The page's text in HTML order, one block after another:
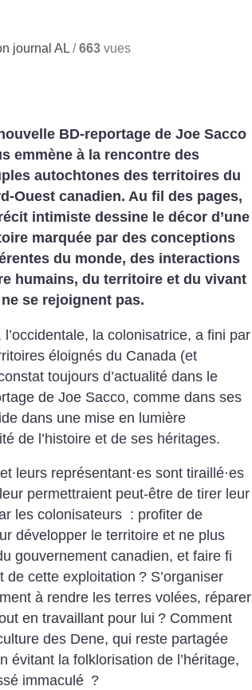
journal AL /663 vues
BD-reportage de Joe Sacco
emmène à la rencontre des
autochtones des territoires du
Ouest canadien. Au fil des pages,
intimiste dessine le décor d’une
marquée par des conceptions
du monde, des interactions
humains, du territoire et du vivant
se rejoignent pas.
l’occidentale, la colonisatrice, a fini par
éloignés du Canada (et
toujours d’actualité dans le
de Joe Sacco, comme dans ses
dans une mise en lumière
de l’histoire et de ses héritages.
leurs représentant·es sont tiraillé·es
permettraient peut-être de tirer leur
les colonisateurs : profiter de
développer le territoire et ne plus
gouvernement canadien, et faire fi
de cette exploitation ? S’organiser
à rendre les terres volées, réparer
en travaillant pour lui ? Comment
des Dene, qui reste partagée
évitant la folklorisation de l’héritage,
immaculé ?